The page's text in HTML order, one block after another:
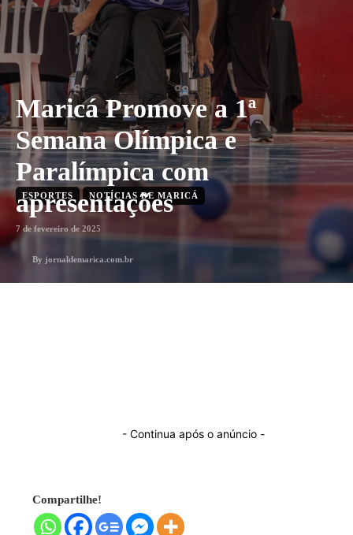
Maricá Promove a 1ª
Semana Olímpica e
Paralímpica com
apresentações
ESPORTES NOTÍCIAS DE MARICÁ
7 de fevereiro de 2025
By jornaldemarica.com.br
- Continua após o anúncio -
Compartilhe!